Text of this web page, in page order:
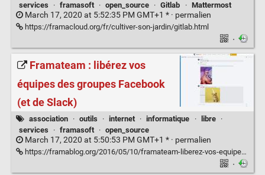
services
· framasoft · open_source · Gitlab · Mattermost
March 17, 2020 at 5:52:35 PM GMT+1 * · permalien
https://framacloud.org/fr/cultiver-son-jardin/gitlab.html
·
Framateam : libérez vos
équipes des groupes Facebook
(et de Slack)
association · outils · internet · informatique · libre
·
services
· framasoft · open_source
March 17, 2020 at 5:50:53 PM GMT+1 * · permalien
https://framablog.org/2016/05/10/framateam-liberez-vos-equipes-des-groupes-facebook-et-de-slack/
·